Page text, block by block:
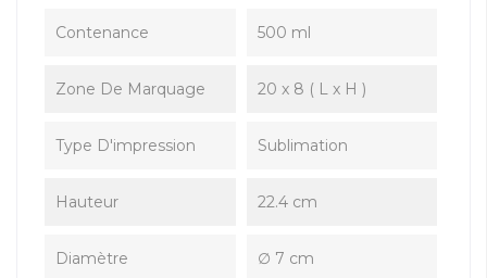
Contenance 500 ml
Zone De Marquage 20 x 8 ( L x H )
Type D'impression Sublimation
Hauteur 22.4 cm
Diamètre ∅ 7 cm